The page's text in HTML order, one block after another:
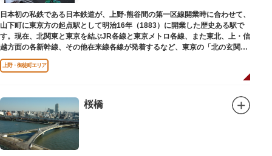
日本初の私鉄である日本鉄道が、上野-熊谷間の第一区線開業時に合わせて、
山下町に東京方の起点駅として明治16年（1883）に開業した歴史ある駅で
す。現在、北関東と東京を結ぶJR各線と東京メトロ各線、また東北、上・信
越方面の各新幹線、その他在来線各線が発着するなど、東京の「北の玄関
口」として機能しています。
上野・御徒町エリア
桜橋